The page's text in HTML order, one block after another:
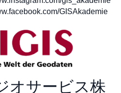
GISAkademie
オサービス株